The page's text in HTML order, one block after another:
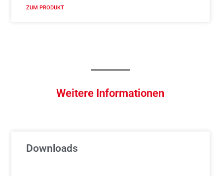
ZUM PRODUKT
Weitere Informationen
Downloads